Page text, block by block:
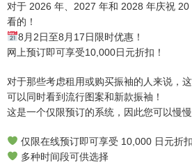
对于 2026 年、2027 年和 2028 年庆祝
看的！
8月2日至8月17日限时优惠！
网上预订即可享受10,000日元折扣！
对于那些考虑租用或购买振袖的人来说，
可以同时看到流行图案和新款振袖！
这是一个仅限预订的系统，因此您可以慢慢
仅限在线预订即可享受 10,000 日元折扣
多种时间段可供选择